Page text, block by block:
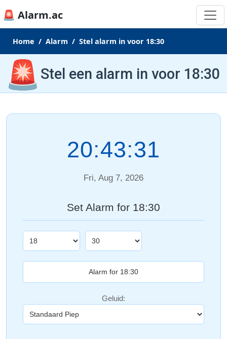
🚨 Alarm.ac
Home Alarm Stel alarm in voor 18:30
🚨 Stel een alarm in voor 18:30
20:43:31
Fri, Aug 7, 2026
Set Alarm for 18:30
Geluid: